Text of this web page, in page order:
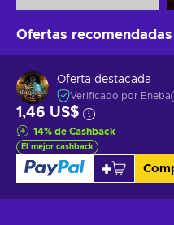
Ofertas recomendadas
Oferta destacada
Verificado por Eneba
1,46 US$
14% de Cashback
El mejor cashback